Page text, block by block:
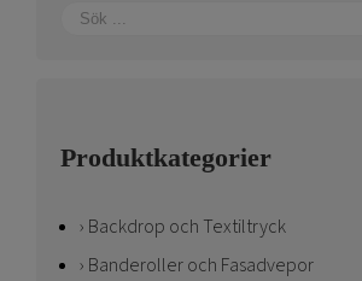
Produktkategorier
Backdrop och Textiltryck
Banderoller och Fasadvepor